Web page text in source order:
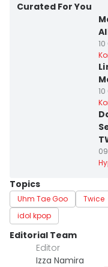
Curated For You
10
Topics
Uhm Tae Goo Twice
idol kpop
Editorial Team
Editor
Izza Namira